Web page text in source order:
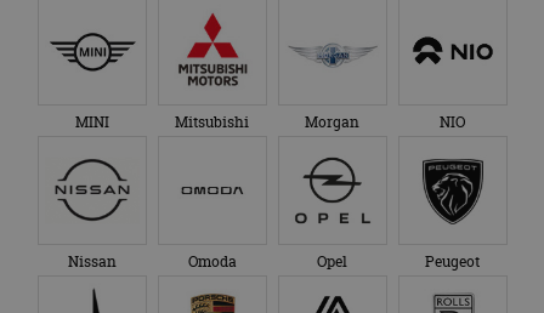
MINI Mitsubishi Morgan NIO
Nissan Omoda Opel Peugeot